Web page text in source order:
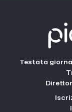
Testata